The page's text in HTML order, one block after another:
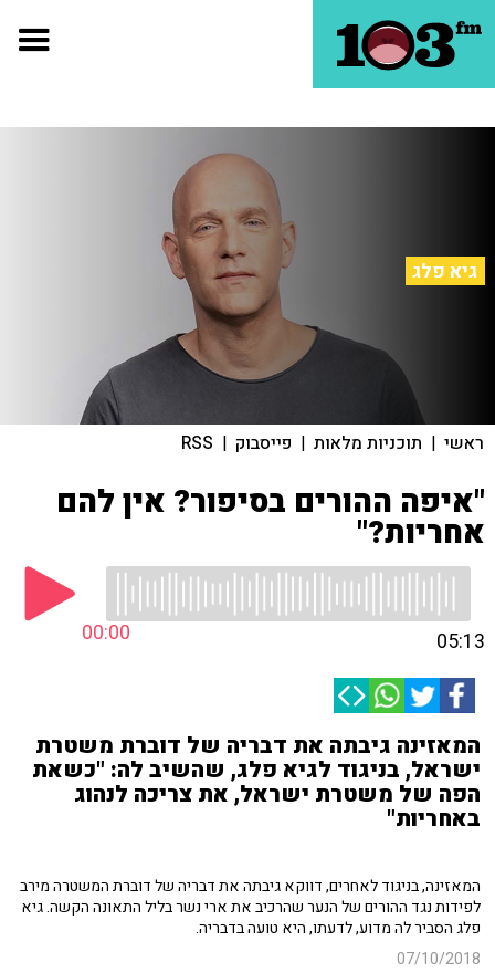
גיא פלג
ראשי | תוכניות מלאות | פייסבוק |
RSS
"איפה ההורים בסיפור? אין להם
אחריות?"
00:00 05:13
המאזינה גיבתה את דבריה של דוברת משטרת
ישראל, בניגוד לגיא פלג, שהשיב לה: "כשאת
הפה של משטרת ישראל, את צריכה לנהוג
באחריות"
המאזינה, בניגוד לאחרים, דווקא גיבתה את דבריה של דוברת המשטרה מירב
לפידות נגד ההורים של הנער שהרכיב את ארי נשר בליל התאונה הקשה. גיא
פלג הסביר לה מדוע, לדעתו, היא טועה בדבריה.
07/10/2018